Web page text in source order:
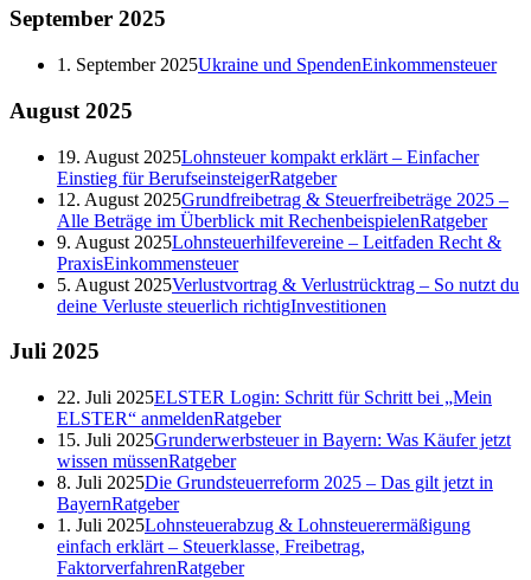
September 2025
1. September 2025Ukraine und SpendenEinkommensteuer
August 2025
19. August 2025Lohnsteuer kompakt erklärt – Einfacher
Einstieg für BerufseinsteigerRatgeber
12. August 2025Grundfreibetrag & Steuerfreibeträge 2025 –
Alle Beträge im Überblick mit RechenbeispielenRatgeber
9. August 2025Lohnsteuerhilfevereine – Leitfaden Recht &
PraxisEinkommensteuer
5. August 2025Verlustvortrag & Verlustrücktrag – So nutzt du
deine Verluste steuerlich richtigInvestitionen
Juli 2025
22. Juli 2025ELSTER Login: Schritt für Schritt bei „Mein
ELSTER“ anmeldenRatgeber
15. Juli 2025Grunderwerbsteuer in Bayern: Was Käufer jetzt
wissen müssenRatgeber
8. Juli 2025Die Grundsteuerreform 2025 – Das gilt jetzt in
BayernRatgeber
1. Juli 2025Lohnsteuerabzug & Lohnsteuerermäßigung
einfach erklärt – Steuerklasse, Freibetrag,
FaktorverfahrenRatgeber